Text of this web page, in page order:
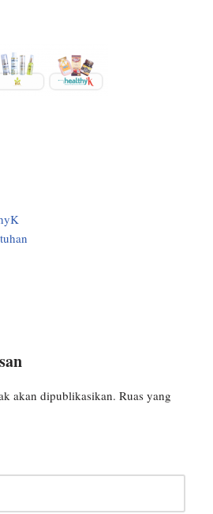
akan dipublikasikan. Ruas yang